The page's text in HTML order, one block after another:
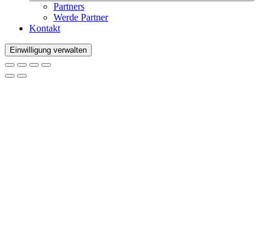
Partners
Werde Partner
Kontakt
Einwilligung verwalten